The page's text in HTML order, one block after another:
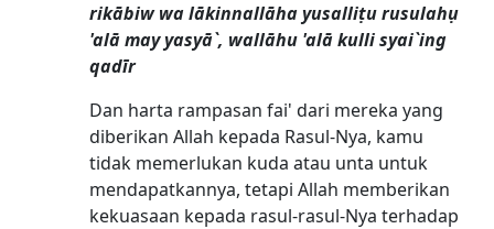
rikābiw wa lākinnallāha yusalliṭu rusulahụ
'alā may yasyā`, wallāhu 'alā kulli syai`ing
qadīr
Dan harta rampasan fai' dari mereka yang
diberikan Allah kepada Rasul-Nya, kamu
tidak memerlukan kuda atau unta untuk
mendapatkannya, tetapi Allah memberikan
kekuasaan kepada rasul-rasul-Nya terhadap